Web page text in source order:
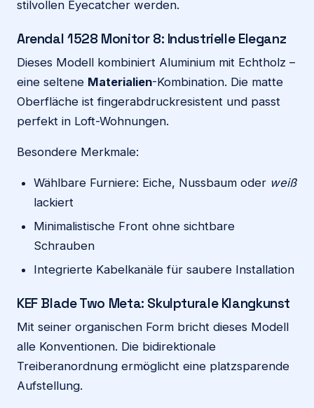
stilvollen Eyecatcher werden.
Arendal 1528 Monitor 8: Industrielle Eleganz
Dieses Modell kombiniert Aluminium mit Echtholz –
eine seltene Materialien-Kombination. Die matte
Oberfläche ist fingerabdruckresistent und passt
perfekt in Loft-Wohnungen.
Besondere Merkmale:
Wählbare Furniere: Eiche, Nussbaum oder weiß
lackiert
Minimalistische Front ohne sichtbare
Schrauben
Integrierte Kabelkanäle für saubere Installation
KEF Blade Two Meta: Skulpturale Klangkunst
Mit seiner organischen Form bricht dieses Modell
alle Konventionen. Die bidirektionale
Treiberanordnung ermöglicht eine platzsparende
Aufstellung.